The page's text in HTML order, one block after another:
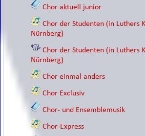
Chor aktuell junior
Chor der Studenten (in Luthers
Nürnberg)
Chor der Studenten (in Luthers
Nürnberg)
Chor einmal anders
Chor Exclusiv
Chor- und Ensemblemusik
Chor-Express